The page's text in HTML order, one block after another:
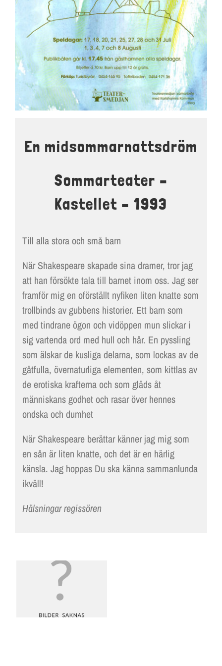
LOKALER OCH KOSTYM
KONTAKT
DOKUMENT
TEATERSMEDJAN PLAY
En midsommarnattsdröm
Sommarteater –
Kastellet – 1993
Till alla stora och små barn
När Shakespeare skapade sina dramer, tror jag
att han försökte tala till barnet inom oss. Jag ser
framför mig en oförställt nyfiken liten knatte som
trollbinds av gubbens historier. Ett barn som
med tindrane ögon och vidöppen mun slickar i
sig vartenda ord med hull och hår. En pyssling
som älskar de kusliga delarna, som lockas av de
gåtfulla, övernaturliga elementen, som kittlas av
de erotiska krafterna och som gläds åt
människans godhet och rasar över hennes
ondska och dumhet
När Shakespeare berättar känner jag mig som
en sån är liten knatte, och det är en härlig
känsla. Jag hoppas Du ska känna sammanlunda
ikväll!
Hälsningar regissören